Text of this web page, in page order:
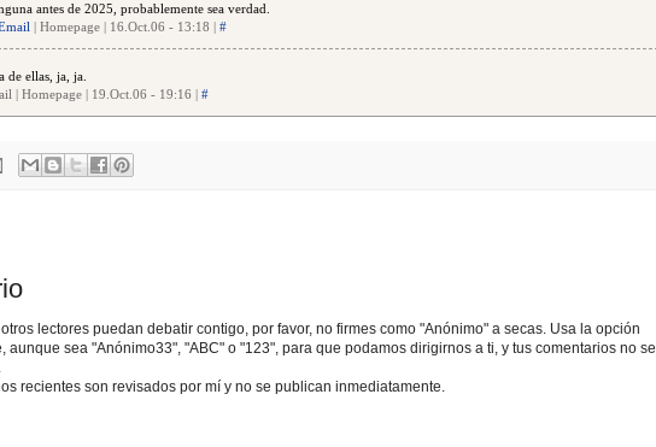
antes de 2025, probablemente sea verdad.
| Homepage | 16.Oct.06 - 13:18 | #
de ellas, ja, ja.
| Homepage | 19.Oct.06 - 19:16 | #
lectores puedan debatir contigo, por favor, no firmes como "Anónimo" a secas. Usa la opción
aunque sea "Anónimo33", "ABC" o "123", para que podamos dirigirnos a ti, y tus comentarios no se
recientes son revisados por mí y no se publican inmediatamente.